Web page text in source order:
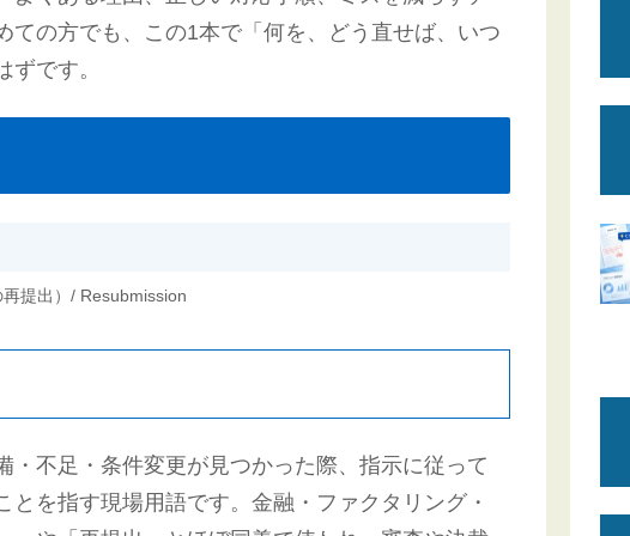
の方でも、この1本で「何を、どう直せば、いつ
です。
提出）/ Resubmission
不足・条件変更が見つかった際、指示に従って
を指す現場用語です。金融・ファクタリング・